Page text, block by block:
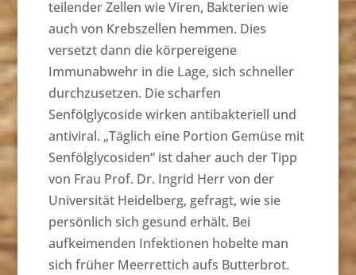
teilender Zellen wie Viren, Bakterien wie
auch von Krebszellen hemmen. Dies
versetzt dann die körpereigene
Immunabwehr in die Lage, sich schneller
durchzusetzen. Die scharfen
Senfölglycoside wirken antibakteriell und
antiviral. „Täglich eine Portion Gemüse mit
Senfölglycosiden“ ist daher auch der Tipp
von Frau Prof. Dr. Ingrid Herr von der
Universität Heidelberg, gefragt, wie sie
persönlich sich gesund erhält. Bei
aufkeimenden Infektionen hobelte man
sich früher Meerrettich aufs Butterbrot.